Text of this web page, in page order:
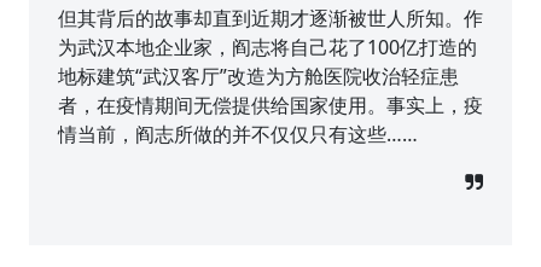
但其背后的故事却直到近期才逐渐被世人所知。作
为武汉本地企业家，阎志将自己花了100亿打造的
地标建筑“武汉客厅”改造为方舱医院收治轻症患
者，在疫情期间无偿提供给国家使用。事实上，疫
情当前，阎志所做的并不仅仅只有这些……